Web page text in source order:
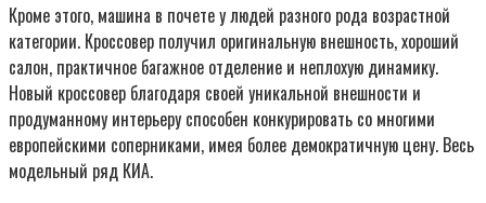
Кроме этого, машина в почете у людей разного рода возрастной
категории. Кроссовер получил оригинальную внешность, хороший
салон, практичное багажное отделение и неплохую динамику.
Новый кроссовер благодаря своей уникальной внешности и
продуманному интерьеру способен конкурировать со многими
европейскими соперниками, имея более демократичную цену. Весь
модельный ряд КИА.